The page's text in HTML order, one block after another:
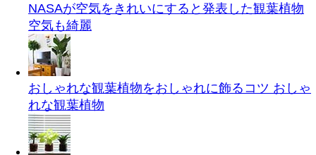
NASAが空気をきれいにすると発表した観葉植物
空気も綺麗
おしゃれな観葉植物をおしゃれに飾るコツ おしゃ
れな観葉植物